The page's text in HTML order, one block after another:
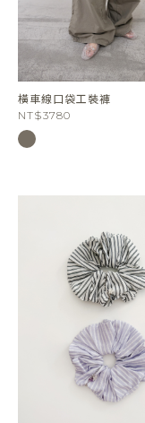
橫車線口袋工裝褲
NT$3780